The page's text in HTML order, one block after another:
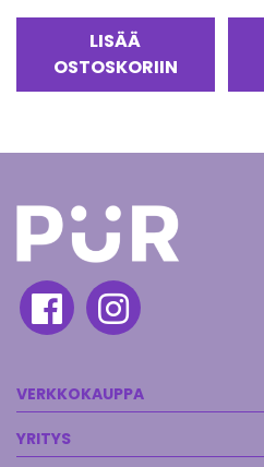
LISÄÄ
OSTOSKORIIN
VERKKOKAUPPA
YRITYS